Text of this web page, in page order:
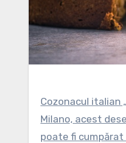
Cozonacul italian „Panettone” este un simbol al sărbătorilor de iarnă și al tradiției culinare italiene. Originar din
Milano, acest
poate fi cumpărat